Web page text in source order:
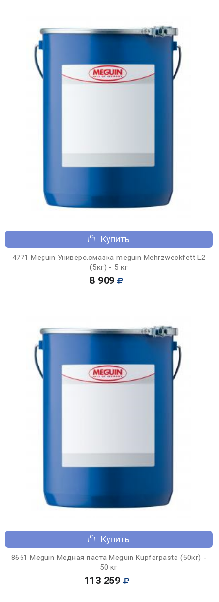
Купить
4771 Meguin Универс.смазка meguin Mehrzweckfett L2
(5кг) - 5 кг
8 909
Купить
8651 Meguin Медная паста Meguin Kupferpaste (50кг) -
50 кг
113 259